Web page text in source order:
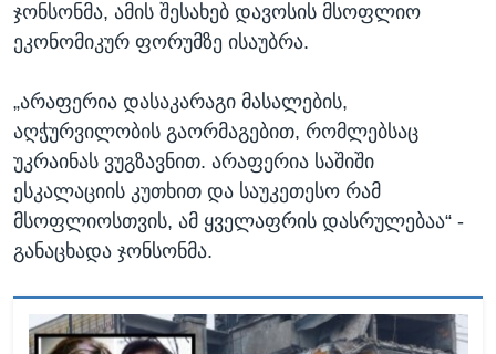
ჯონსონმა, ამის შესახებ დავოსის მსოფლიო
ეკონომიკურ ფორუმზე ისაუბრა.
„არაფერია დასაკარაგი მასალების,
აღჭურვილობის გაორმაგებით, რომლებსაც
უკრაინას ვუგზავნით. არაფერია საშიში
ესკალაციის კუთხით და საუკეთესო რამ
მსოფლიოსთვის, ამ ყველაფრის დასრულებაა“ -
განაცხადა ჯონსონმა.